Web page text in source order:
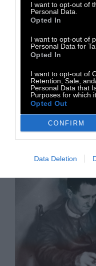
I want to opt-out of
Personal Data.
Opted In
I want to opt-out of
Personal Data for
Opted In
I want to opt-out of
Retention, Sale,
Personal Data that
Purposes for which
Opted Out
CONFIRM
Data Deletion
Α' ΠΡΟΣΩΠΟ
«Αν δεν
ελπίδα»
19 Νοεμβρίου 2015